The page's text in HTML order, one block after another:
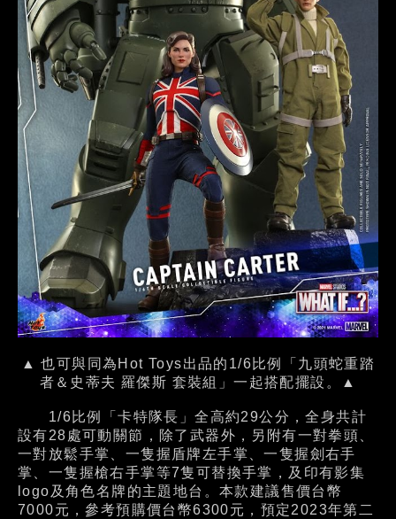
▲ 也可與同為Hot Toys出品的1/6比例「九頭蛇重踏
者＆史蒂夫 羅傑斯 套裝組」一起搭配擺設。▲
1/6比例「卡特隊長」全高約29公分，全身共計
設有28處可動關節，除了武器外，另附有一對拳頭、
一對放鬆手掌、一隻握盾牌左手掌、一隻握劍右手
掌、一隻握槍右手掌等7隻可替換手掌，及印有影集
logo及角色名牌的主題地台。本款建議售價台幣
7000元，參考預購價台幣6300元，預定2023年第二